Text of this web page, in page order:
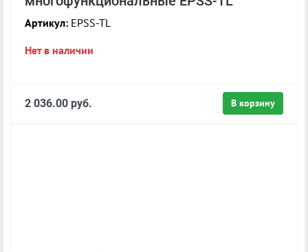
Артикул: EPSS-TL
Нет в наличии
В корзину
2 036.00 руб.